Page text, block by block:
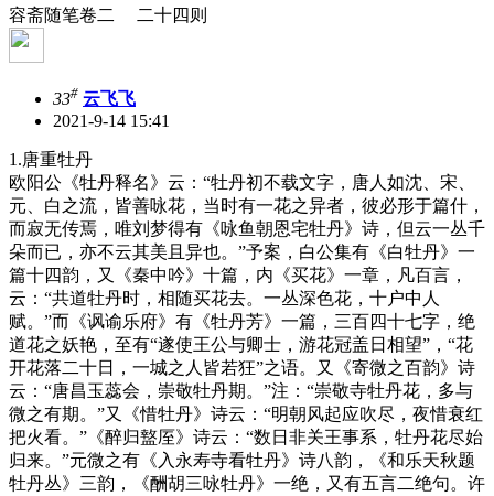
容斋随笔卷二 二十四则
33# 云飞飞
2021-9-14 15:41
1.唐重牡丹
欧阳公《牡丹释名》云：“牡丹初不载文字，唐人如沈、宋、
元、白之流，皆善咏花，当时有一花之异者，彼必形于篇什，
而寂无传焉，唯刘梦得有《咏鱼朝恩宅牡丹》诗，但云一丛千
朵而已，亦不云其美且异也。”予案，白公集有《白牡丹》一
篇十四韵，又《秦中吟》十篇，内《买花》一章，凡百言，
云：“共道牡丹时，相随买花去。一丛深色花，十户中人
赋。”而《讽谕乐府》有《牡丹芳》一篇，三百四十七字，绝
道花之妖艳，至有“遂使王公与卿士，游花冠盖日相望”，“花
开花落二十日，一城之人皆若狂”之语。又《寄微之百韵》诗
云：“唐昌玉蕊会，崇敬牡丹期。”注：“崇敬寺牡丹花，多与
微之有期。”又《惜牡丹》诗云：“明朝风起应吹尽，夜惜衰红
把火看。”《醉归盩厔》诗云：“数日非关王事系，牡丹花尽始
归来。”元微之有《入永寿寺看牡丹》诗八韵，《和乐天秋题
牡丹丛》三韵，《酬胡三咏牡丹》一绝，又有五言二绝句。许